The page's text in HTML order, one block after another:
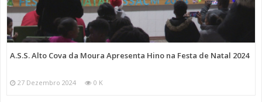
A.S.S. Alto Cova da Moura Apresenta Hino na Festa de Natal 2024
27 Dezembro 2024 0 K